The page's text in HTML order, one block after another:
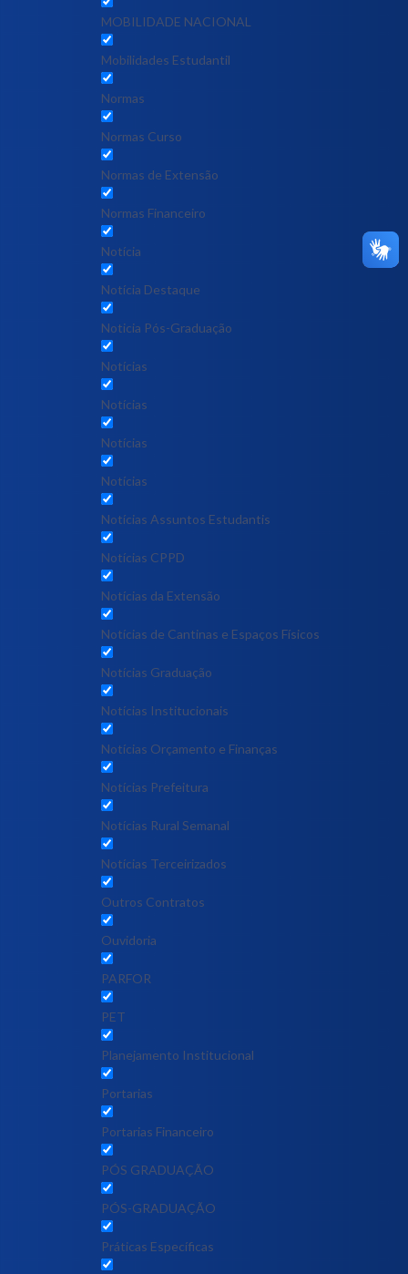
MOBILIDADE NACIONAL
Mobilidades Estudantil
Normas
Normas Curso
Normas de Extensão
Normas Financeiro
Notícia
Notícia Destaque
Noticia Pós-Graduação
Notícias
Notícias
Notícias
Notícias
Notícias Assuntos Estudantis
Notícias CPPD
Notícias da Extensão
Notícias de Cantinas e Espaços Físicos
Notícias Graduação
Notícias Institucionais
Notícias Orçamento e Finanças
Notícias Prefeitura
Notícias Rural Semanal
Notícias Terceirizados
Outros Contratos
Ouvidoria
PARFOR
PET
Planejamento Institucional
Portarias
Portarias Financeiro
PÓS GRADUAÇÃO
PÓS-GRADUAÇÃO
Práticas Específicas